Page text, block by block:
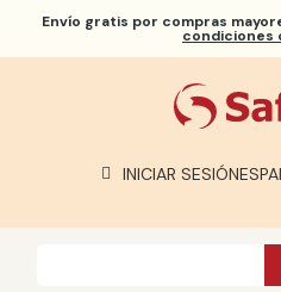
Envío gratis por compras
condiciones
INICIAR SESIÓN